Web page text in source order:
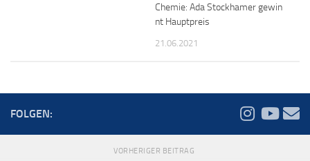
Chemie: Ada Stockhamer gewin
nt Hauptpreis
21.06.2021
FOLGEN:
VORHERIGER BEITRAG